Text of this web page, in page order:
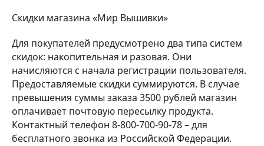
Скидки магазина «Мир Вышивки»
Для покупателей предусмотрено два типа систем
скидок: накопительная и разовая. Они
начисляются с начала регистрации пользователя.
Предоставляемые скидки суммируются. В случае
превышения суммы заказа 3500 рублей магазин
оплачивает почтовую пересылку продукта.
Контактный телефон 8-800-700-90-78 – для
бесплатного звонка из Российской Федерации.